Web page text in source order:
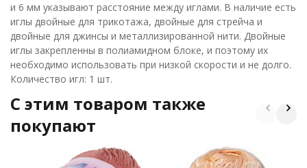
и 6 мм указывают расстояние между иглами. В наличие есть
иглы двойные для трикотажа, двойные для стрейча и
двойные для джинсы и металлизированной нити. Двойные
иглы закрепленны в полиамидном блоке, и поэтому их
необходимо использовать при низкой скорости и не долго.
Количество игл: 1 шт.
C этим товаром также
покупают